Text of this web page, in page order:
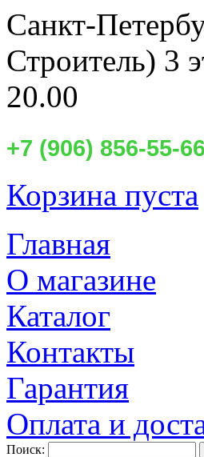
Санкт-
Строитель) 3
20.00
+7 (906) 856-55-
Корзина пуста
Главная
О магазине
Каталог
Контакты
Гарантия
Оплата и
Поиск: